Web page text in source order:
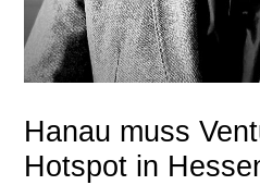
Hanau muss
Hotspot in